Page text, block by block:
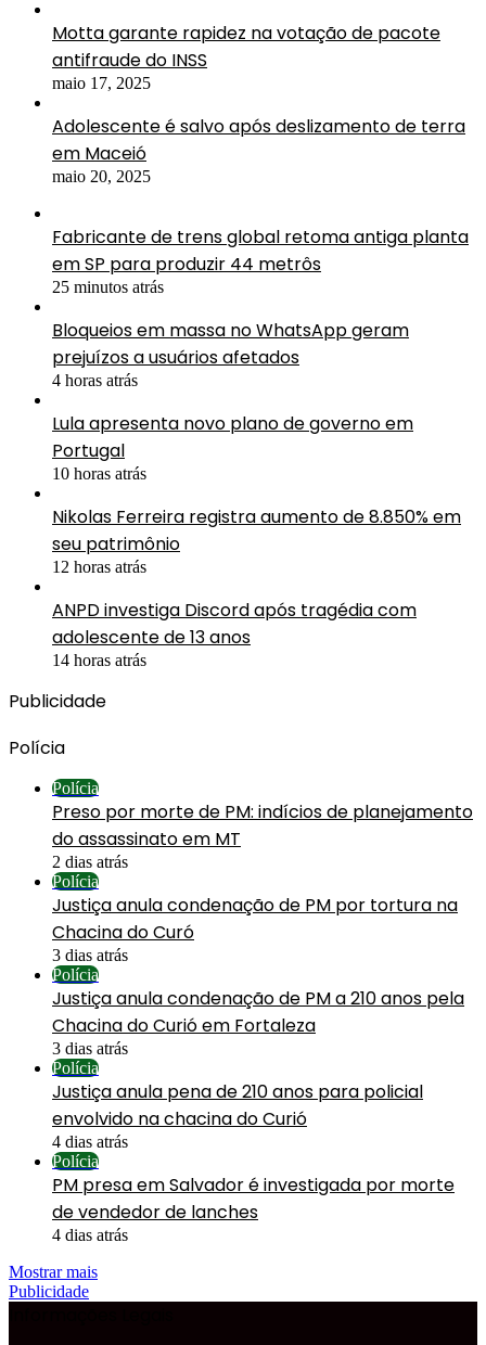
Motta garante rapidez na votação de pacote
antifraude do INSS
maio 17, 2025
Adolescente é salvo após deslizamento de terra
em Maceió
maio 20, 2025
Fabricante de trens global retoma antiga planta
em SP para produzir 44 metrôs
25 minutos atrás
Bloqueios em massa no WhatsApp geram
prejuízos a usuários afetados
4 horas atrás
Lula apresenta novo plano de governo em
Portugal
10 horas atrás
Nikolas Ferreira registra aumento de 8.850% em
seu patrimônio
12 horas atrás
ANPD investiga Discord após tragédia com
adolescente de 13 anos
14 horas atrás
Publicidade
Polícia
Polícia
Preso por morte de PM: indícios de planejamento
do assassinato em MT
2 dias atrás
Polícia
Justiça anula condenação de PM por tortura na
Chacina do Curó
3 dias atrás
Polícia
Justiça anula condenação de PM a 210 anos pela
Chacina do Curió em Fortaleza
3 dias atrás
Polícia
Justiça anula pena de 210 anos para policial
envolvido na chacina do Curió
4 dias atrás
Polícia
PM presa em Salvador é investigada por morte
de vendedor de lanches
4 dias atrás
Mostrar mais
Publicidade